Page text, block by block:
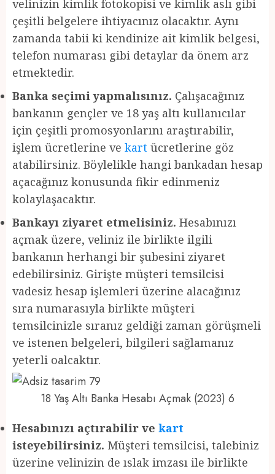
velinizin kimlik fotokopisi ve kimlik aslı gibi
çeşitli belgelere ihtiyacınız olacaktır. Aynı
zamanda tabii ki kendinize ait kimlik belgesi,
telefon numarası gibi detaylar da önem arz
etmektedir.
Banka seçimi yapmalısınız. Çalışacağınız
bankanın gençler ve 18 yaş altı kullanıcılar
için çeşitli promosyonlarını araştırabilir,
işlem ücretlerine ve kart ücretlerine göz
atabilirsiniz. Böylelikle hangi bankadan hesap
açacağınız konusunda fikir edinmeniz
kolaylaşacaktır.
Bankayı ziyaret etmelisiniz. Hesabınızı
açmak üzere, veliniz ile birlikte ilgili
bankanın herhangi bir şubesini ziyaret
edebilirsiniz. Girişte müşteri temsilcisi
vadesiz hesap işlemleri üzerine alacağınız
sıra numarasıyla birlikte müşteri
temsilcinizle sıranız geldiği zaman görüşmeli
ve istenen belgeleri, bilgileri sağlamanız
yeterli oalcaktır.
18 Yaş Altı Banka Hesabı Açmak (2023) 6
Hesabınızı açtırabilir ve kart
isteyebilirsiniz. Müşteri temsilcisi, talebiniz
üzerine velinizin de ıslak imzası ile birlikte